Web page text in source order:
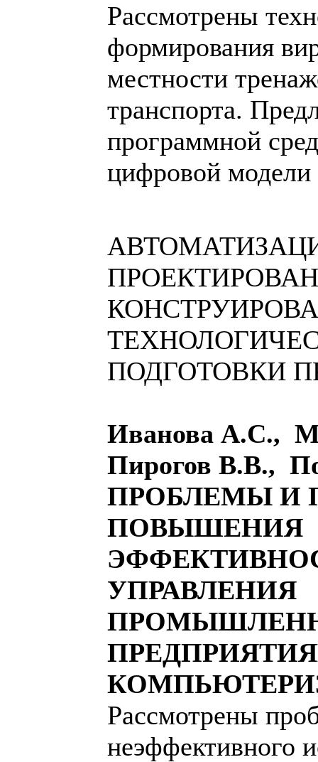
Рассмотрены
формирования
местности
транспорта.
программной
цифровой модели
ПОДГОТОВКИ
Иванова А.С.,
Пирогов В.В.,
ПРОБЛЕМЫ И
ПОВЫШЕНИЯ
УПРАВЛЕНИЯ
Рассмотрены
неэффективного